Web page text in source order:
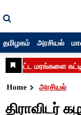
தமிழகம் அரசியல்
Home அரசியல்
திராவிடர்